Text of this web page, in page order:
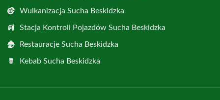
Wulkanizacja Sucha Beskidzka
Stacja Kontroli Pojazdów Sucha Beskidzka
Restauracje Sucha Beskidzka
Kebab Sucha Beskidzka